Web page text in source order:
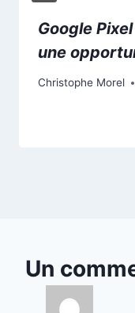
Google
une
Christophe Morel
Un